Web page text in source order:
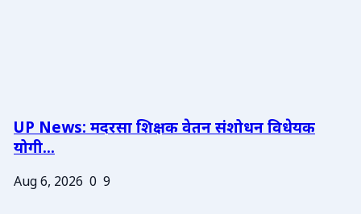
UP News: मदरसा शिक्षक वेतन संशोधन विधेयक
योगी...
Aug 6, 2026 0 9